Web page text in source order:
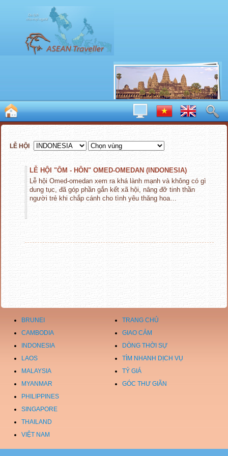
LỄ HỘI
LỄ HỘI "ÔM - HÔN" OMED-OMEDAN (INDONESIA)
Lễ hội Omed-omedan xem ra khá lành mạnh và không có gì
dung tục, đã góp phần gắn kết xã hội, nâng đỡ tinh thần
người trẻ khi chắp cánh cho tình yêu thăng hoa…
BRUNEI
TRANG CHỦ
CAMBODIA
GIAO CẢM
INDONESIA
DÒNG THỜI SỰ
LAOS
TÌM NHANH DỊCH VỤ
MALAYSIA
TỶ GIÁ
MYANMAR
GÓC THƯ GIÃN
PHILIPPINES
SINGAPORE
THAILAND
VIỆT NAM